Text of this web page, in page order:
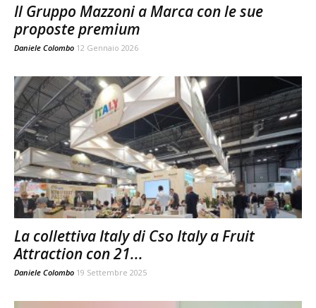
Il Gruppo Mazzoni a Marca con le sue
proposte premium
Daniele Colombo 12 Gennaio 2026
La collettiva Italy di Cso Italy a Fruit
Attraction con 21...
Daniele Colombo 19 Settembre 2025